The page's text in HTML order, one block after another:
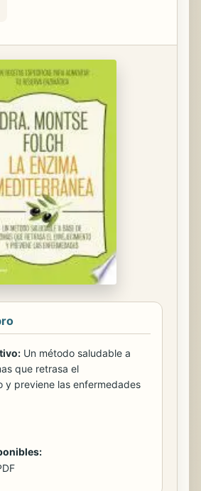
Un método saludable a
que retrasa el
y previene las enfermedades